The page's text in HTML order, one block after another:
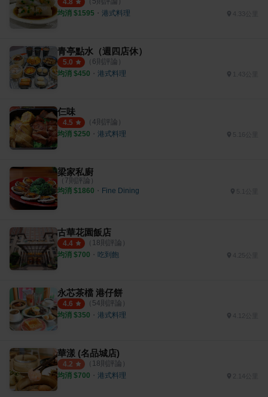
4.8
均消 $1595 ・ 港式料理 4.33公里
青亭點水（週四店休）
5.0 （ 6則評論）
均消 $450 ・ 港式料理 1.43公里
仨味
4.5 （ 4則評論）
均消 $250 ・ 港式料理 5.16公里
梁家私廚
（ 7則評論）
均消 $1860 ・ Fine Dining 5.1公里
古華花園飯店
4.4 （ 18則評論）
均消 $700 ・ 吃到飽 4.25公里
永芯茶檔 港仔餅
4.6 （ 54則評論）
均消 $350 ・ 港式料理 4.12公里
華漾 (名品城店)
4.2 （ 18則評論）
均消 $700 ・ 港式料理 2.14公里